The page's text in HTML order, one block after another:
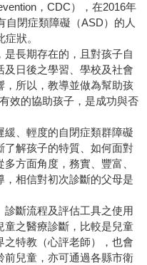
，CDC），在2016年
自閉症類障礙（ASD）的人
狀。
長期存在的，且對孩子自
日後之學習、學校及社會
，所以，教導並做為幫助孩
效的協助孩子，是成功與否
、輕度的自閉症類群障礙
了解孩子的特質、如何面對
方面角度，務實、豐富、
相信對初次診斷的父母是
診斷流程及評估工具之使用
童之醫療診斷，比較是兒童
特教（心評老師），也會
前兒童，亦可通過各縣市衛